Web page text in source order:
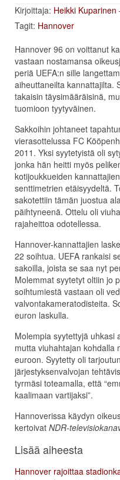
Kirjoittaja: Heikki Kuparinen
Tagit: Hannover
Hannover 96 on voittanut
vastaan nostamansa
periä UEFA:n sille
aiheuttaneilta kannattajilta.
takaisin täysimääräisinä,
tuomioon tyytyväinen.
Sakkoihin johtaneet
vierasottelussa FC
2011. Yksi syytetyistä oli
jonka hän heitti myös
kotijoukkueiden
senttimetrien etäisyydeltä.
sakotettiin tämän juostua
päihtyneenä. Ottelu oli
rajaheittoa odotellessa.
Hannover-kannattajien
22 soihtua. UEFA rankaisi
sakoilla, joista se saa nyt
Molemmat syytetyt oltiin jo
soihtumiestä vastaan oli
valvontakameratodisteita.
euron laskulla.
Molempia syytettyjä uhkasi
mutta viuhahtajan kohdalla
euroon. Syytetty oli
järjestyksenvalvojan
tyrmäsi toteamalla, että
kaalimaan vartijaksi”.
Hannoverissa käydyn
kertoivat NDR-
Lisää aiheesta
Hannover rajoittaa